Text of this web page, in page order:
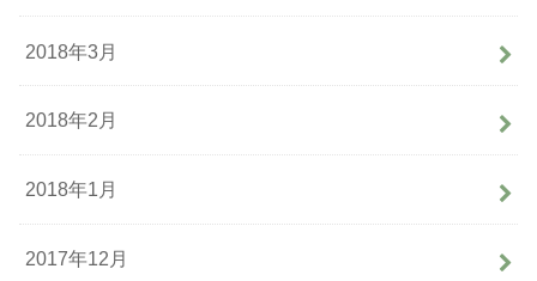
2018年3月
2018年2月
2018年1月
2017年12月